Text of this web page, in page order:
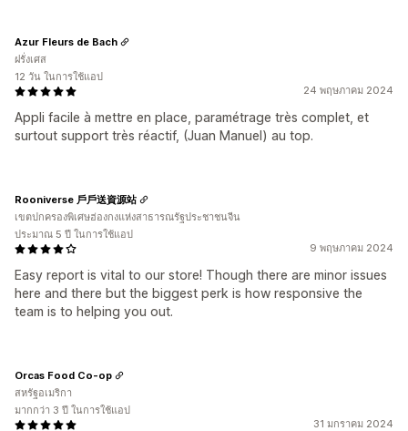
24 พฤษภาคม 2024
Appli facile à mettre en place, paramétrage très complet, et
surtout support très réactif, (Juan Manuel) au top.
Azur Fleurs de Bach
ฝรั่งเศส
12 วัน ในการใช้แอป
9 พฤษภาคม 2024
Easy report is vital to our store! Though there are minor issues
here and there but the biggest perk is how responsive the
team is to helping you out.
Rooniverse 戶戶送資源站
เขตปกครองพิเศษฮ่องกงแห่งสาธารณรัฐประชาชนจีน
ประมาณ 5 ปี ในการใช้แอป
31 มกราคม 2024
Orcas Food Co-op
สหรัฐอเมริกา
มากกว่า 3 ปี ในการใช้แอป